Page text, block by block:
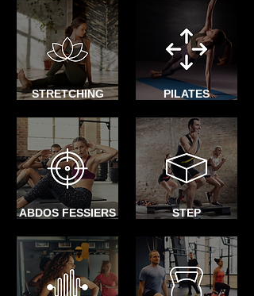
STRETCHING PILATES
ABDOS FESSIERS STEP